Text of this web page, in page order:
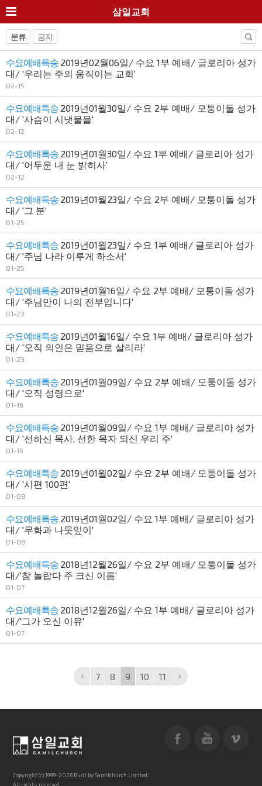
삼일교회
분류 공지
수요예배특송 2019년02월06일/ 수요 1부 예배/ 글로리아 성가
대/ '우리는 주의 움직이는 교회'
02-15
수요예배특송 2019년01월30일/ 수요 2부 예배/ 모퉁이돌 성가
대/ '사슴이 시냇물을'
02-12
수요예배특송 2019년01월30일/ 수요 1부 예배/ 글로리아 성가
대/ '어두운 내 눈 밝히사'
02-12
수요예배특송 2019년01월23일/ 수요 2부 예배/ 모퉁이돌 성가
대/ '그 분'
01-25
수요예배특송 2019년01월23일/ 수요 1부 예배/ 글로리아 성가
대/ '주님 나라 이루게 하소서'
01-25
수요예배특송 2019년01월16일/ 수요 2부 예배/ 모퉁이돌 성가
대/ '주님만이 나의 전부입니다'
01-23
수요예배특송 2019년01월16일/ 수요 1부 예배/ 글로리아 성가
대/ '오직 의인은 믿음으로 살리라'
01-23
수요예배특송 2019년01월09일/ 수요 2부 예배/ 모퉁이돌 성가
대/ '오직 성령으로'
01-16
수요예배특송 2019년01월09일/ 수요 1부 예배/ 글로리아 성가
대/ '선하신 목사, 선한 목자 되신 우리 주'
01-16
수요예배특송 2019년01월02일/ 수요 2부 예배/ 모퉁이돌 성가
대/ '시편 100편'
01-08
수요예배특송 2019년01월02일/ 수요 1부 예배/ 글로리아 성가
대/ '무화과 나뭇잎이'
01-08
수요예배특송 2018년12월26일/ 수요 2부 예배/ 모퉁이돌 성가
대/'참 놀랍다 주 크신 이름'
01-07
수요예배특송 2018년12월26일/ 수요 1부 예배/ 글로리아 성가
대/'그가 오신 이유'
01-07
7 8 9 10 11
Copyright (c) 1999-2026 Built by Samilchurch Limited.
All rights reserved.